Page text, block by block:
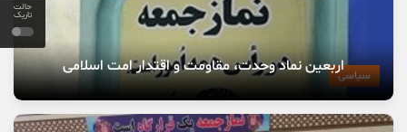
حالت
تاریک
سیاسیاربعین نماد وحدت، مقاومت و اقتدار امت اسلامی